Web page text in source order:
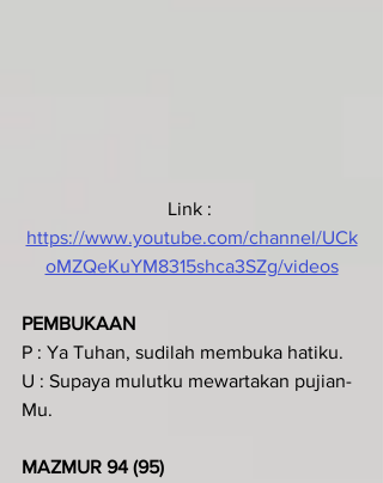
Link :
https://www.youtube.com/channel/UCk
oMZQeKuYM8315shca3SZg/videos
PEMBUKAAN
P : Ya Tuhan, sudilah membuka hatiku.
U : Supaya mulutku mewartakan pujian-
Mu.
MAZMUR 94 (95)